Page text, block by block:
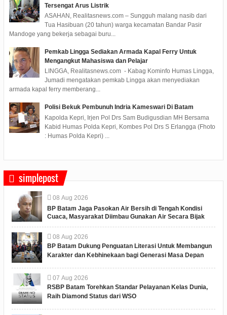
Tersengat Arus Listrik
ASAHAN, Realitasnews.com – Sungguh malang nasib dari
Tua Hasibuan (20 tahun) warga kecamatan Bandar Pasir
Mandoge yang bekerja sebagai buru...
Pemkab Lingga Sediakan Armada Kapal Ferry Untuk
Mengangkut Mahasiswa dan Pelajar
LINGGA, Realitasnews.com - Kabag Kominfo Humas Lingga,
Jumadi mengatakan pemkab Lingga akan menyediakan
armada kapal ferry memberang...
Polisi Bekuk Pembunuh Indria Kameswari Di Batam
Kapolda Kepri, Irjen Pol Drs Sam Budigusdian MH Bersama
Kabid Humas Polda Kepri, Kombes Pol Drs S Erlangga (Fhoto
: Humas Polda Kepri) ...
simplepost
08 Aug 2026
BP Batam Jaga Pasokan Air Bersih di Tengah Kondisi
Cuaca, Masyarakat Diimbau Gunakan Air Secara Bijak
08 Aug 2026
BP Batam Dukung Penguatan Literasi Untuk Membangun
Karakter dan Kebhinekaan bagi Generasi Masa Depan
07 Aug 2026
RSBP Batam Torehkan Standar Pelayanan Kelas Dunia,
Raih Diamond Status dari WSO